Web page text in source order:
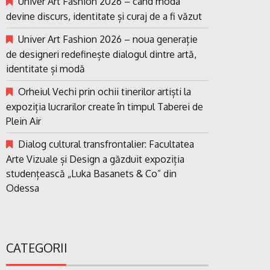
devine discurs, identitate și curaj de a fi văzut
Univer Art Fashion 2026 – noua generație
de designeri redefinește dialogul dintre artă,
identitate și modă
Orheiul Vechi prin ochii tinerilor artiști la
expoziția lucrarilor create în timpul Taberei de
Plein Air
Dialog cultural transfrontalier: Facultatea
Arte Vizuale și Design a găzduit expoziția
studențească „Luka Basanets & Co” din
Odessa
CATEGORII